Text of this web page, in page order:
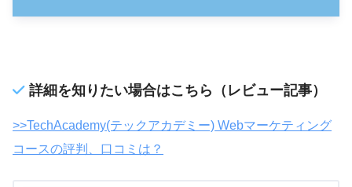
詳細を知りたい場合はこちら（レビュー記事）
>>TechAcademy(テックアカデミー) Webマーケティング
コースの評判、口コミは？